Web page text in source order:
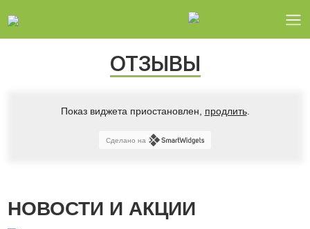
ОТЗЫВЫ
Показ виджета приостановлен, продлить.
Сделано на
НОВОСТИ И АКЦИИ